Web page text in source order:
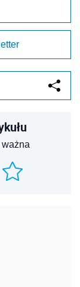
ważna